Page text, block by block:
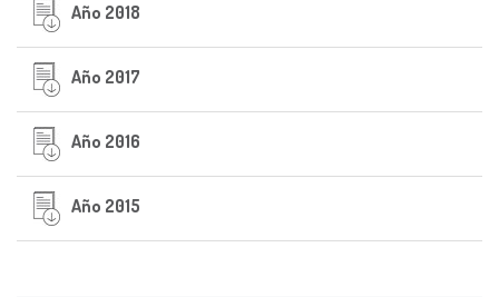
Año 2018
Año 2017
Año 2016
Año 2015